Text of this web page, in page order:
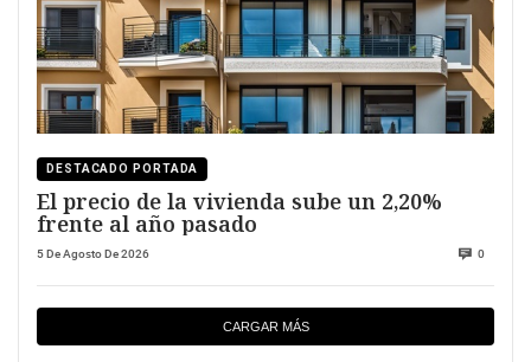
DESTACADO PORTADA
El precio de la vivienda sube un 2,20%
frente al año pasado
5 De Agosto De 2026 0
CARGAR MÁS